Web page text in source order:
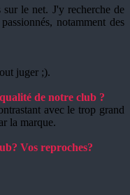
sur le net. J'y recherche de
notamment des
juger ;).
de notre club ?
avec le trop grand
la marque.
Vos reproches?